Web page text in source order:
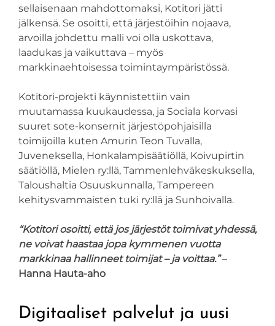
sellaisenaan mahdottomaksi, Kotitori jätti
jälkensä. Se osoitti, että järjestöihin nojaava,
arvoilla johdettu malli voi olla uskottava,
laadukas ja vaikuttava – myös
markkinaehtoisessa toimintaympäristössä.
Kotitori-projekti käynnistettiin vain
muutamassa kuukaudessa, ja Sociala korvasi
suuret sote-konsernit järjestöpohjaisilla
toimijoilla kuten Amurin Teon Tuvalla,
Juveneksella, Honkalampisäätiöllä, Koivupirtin
säätiöllä, Mielen ry:llä, Tammenlehväkeskuksella,
Taloushaltia Osuuskunnalla, Tampereen
kehitysvammaisten tuki ry:llä ja Sunhoivalla.
“Kotitori osoitti, että jos järjestöt toimivat yhdessä,
ne voivat haastaa jopa kymmenen vuotta
markkinaa hallinneet toimijat – ja voittaa.” –
Hanna Hauta-aho
Digitaaliset palvelut ja uusi